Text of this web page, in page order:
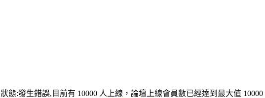
狀態:發生錯誤,目前有 10000 人上線，論壇上線會員數已經達到最大值